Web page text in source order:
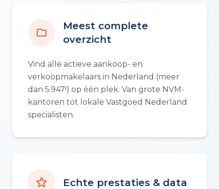
Meest complete
overzicht
Vind alle actieve aankoop- en
verkoopmakelaars in Nederland (meer
dan 5.947!) op één plek. Van grote NVM-
kantoren tot lokale Vastgoed Nederland
specialisten.
Echte prestaties & data